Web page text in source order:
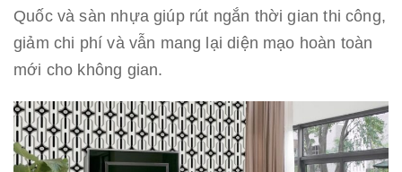
Quốc và sàn nhựa giúp rút ngắn thời gian thi công,
giảm chi phí và vẫn mang lại diện mạo hoàn toàn
mới cho không gian.